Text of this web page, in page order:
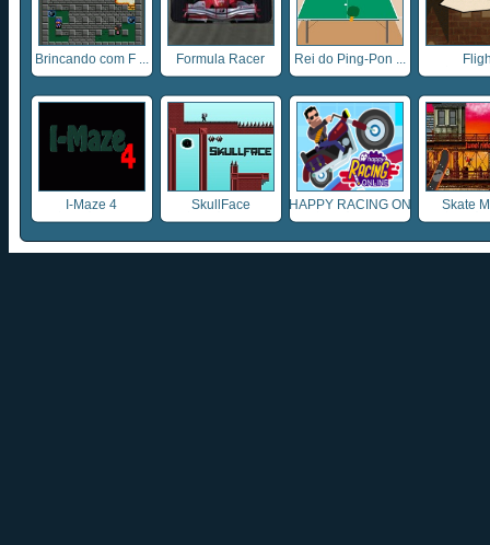
Brincando com F ... Formula Racer Rei do Ping-Pon ...
I-Maze 4 SkullFace
HAPPY RACING ON
...
Skate